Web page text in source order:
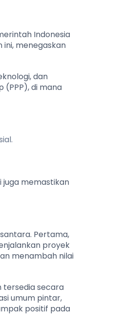
Indonesia
menegaskan
dan
(PPP), di mana
memastikan
Pertama,
proyek
menambah nilai
tersedia secara
umum pintar,
positif pada